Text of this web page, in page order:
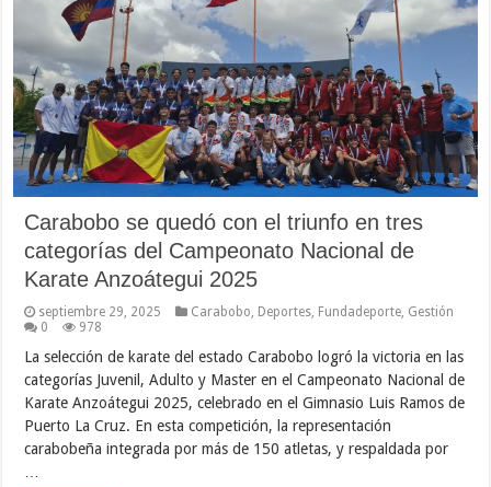
Carabobo se quedó con el triunfo en tres
categorías del Campeonato Nacional de
Karate Anzoátegui 2025
septiembre 29, 2025 Carabobo Deportes Fundadeporte Gestión
0
978
La selección de karate del estado Carabobo logró la victoria en las
categorías Juvenil, Adulto y Master en el Campeonato Nacional de
Karate Anzoátegui 2025, celebrado en el Gimnasio Luis Ramos de
Puerto La Cruz. En esta competición, la representación
carabobeña integrada por más de 150 atletas, y respaldada por